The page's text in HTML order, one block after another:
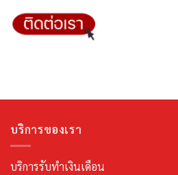
บริการของเรา
บริการรับทำเงินเดือน